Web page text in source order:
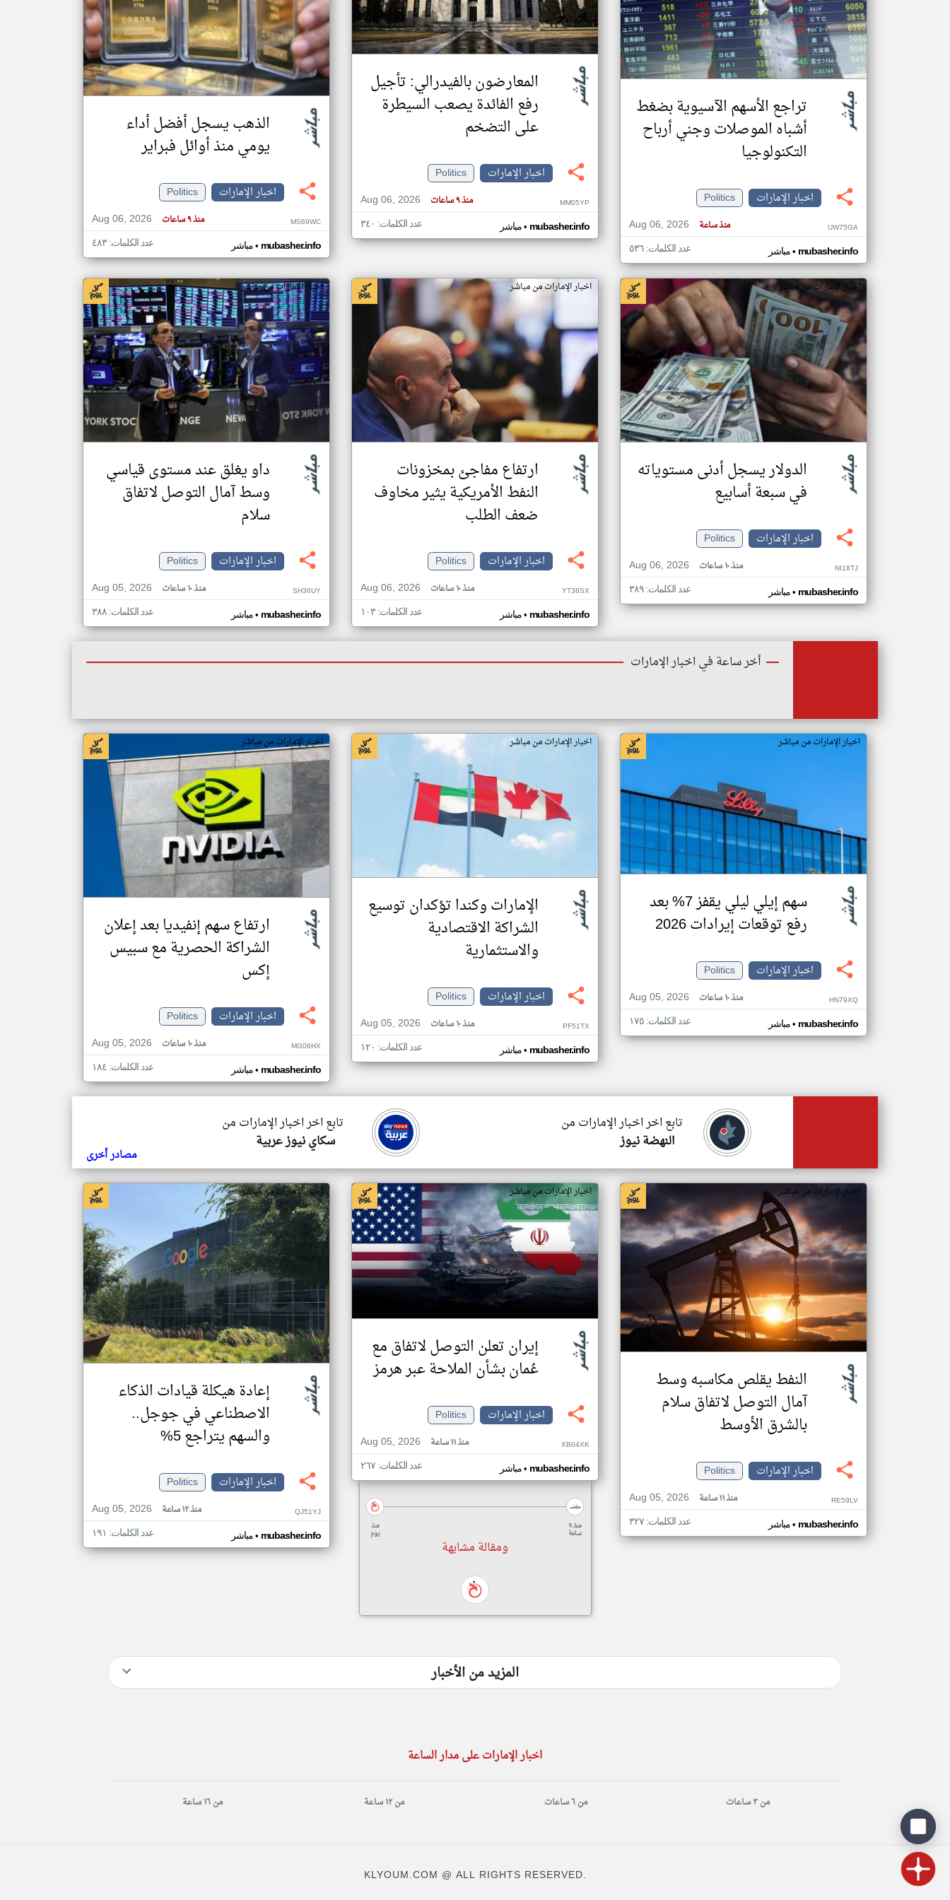
تغيير الدولة
مصادر الأخبار من الإمارات
اخبار الإمارات على مدار الساعة
تراجع الأسهم الآسيوية بضغط
أشباه الموصلات وجني أرباح
التكنولوجيا
اخبار الإمارات
Politics
Aug 06, 2026
منذ ساعة UW75GA
مباشر• mubasher.info عدد الكلمات: ٥٣٦
المعارضون بالفيدرالي: تأجيل
رفع الفائدة يصعب السيطرة
على التضخم
اخبار الإمارات
Politics
Aug 06, 2026
منذ ٩ ساعات MM05YP
مباشر• mubasher.info عدد الكلمات: ٣٤٠
الذهب يسجل أفضل أداء
يومي منذ أوائل فبراير
اخبار الإمارات
Politics
Aug 06, 2026
منذ ٩ ساعات MS69WC
مباشر• mubasher.info عدد الكلمات: ٤٨٣
اخبار الإمارات من مباشر
الدولار يسجل أدنى مستوياته
في سبعة أسابيع
اخبار الإمارات
Politics
Aug 06, 2026
منذ ١٠ ساعات NI18TJ
مباشر• mubasher.info عدد الكلمات: ٣٨٩
اخبار الإمارات من مباشر
ارتفاع مفاجئ بمخزونات
النفط الأمريكية يثير مخاوف
ضعف الطلب
اخبار الإمارات
Politics
Aug 06, 2026
منذ ١٠ ساعات YT38SX
مباشر• mubasher.info عدد الكلمات: ١٠٣
اخبار الإمارات من مباشر
داو يغلق عند مستوى قياسي
وسط آمال التوصل لاتفاق
سلام
اخبار الإمارات
Politics
Aug 05, 2026
منذ ١٠ ساعات SH36UY
مباشر• mubasher.info عدد الكلمات: ٣٨٨
أخر ساعة في اخبار الإمارات
اخبار الإمارات من مباشر
سهم إيلي ليلي يقفز 7% بعد
رفع توقعات إيرادات 2026
اخبار الإمارات
Politics
Aug 05, 2026
منذ ١٠ ساعات HN79XQ
مباشر• mubasher.info عدد الكلمات: ١٧٥
اخبار الإمارات من مباشر
الإمارات وكندا تؤكدان توسيع
الشراكة الاقتصادية
والاستثمارية
اخبار الإمارات
Politics
Aug 05, 2026
منذ ١٠ ساعات PF51TX
مباشر• mubasher.info عدد الكلمات: ١٢٠
اخبار الإمارات من مباشر
ارتفاع سهم إنفيديا بعد إعلان
الشراكة الحصرية مع سبيس
إكس
اخبار الإمارات
Politics
Aug 05, 2026
منذ ١٠ ساعات MG06HX
مباشر• mubasher.info عدد الكلمات: ١٨٤
تابع اخر اخبار الإمارات من
سكاي نيوز عربية
تابع اخر اخبار الإمارات من
النهضة نيوز
مصادر أخرى
اخبار الإمارات من مباشر
النفط يقلص مكاسبه وسط
آمال التوصل لاتفاق سلام
بالشرق الأوسط
اخبار الإمارات
Politics
Aug 05, 2026
منذ ١١ ساعة RE59LV
مباشر• mubasher.info عدد الكلمات: ٣٢٧
اخبار الإمارات من مباشر
إيران تعلن التوصل لاتفاق مع
عُمان بشأن الملاحة عبر هرمز
اخبار الإمارات
Politics
Aug 05, 2026
منذ ١١ ساعة XB04XK
مباشر• mubasher.info عدد الكلمات: ٢٦٧
منذ
يوم
منذ ١١
ساعة
ومقالة مشابهة
اخبار الإمارات من مباشر
إعادة هيكلة قيادات الذكاء
الاصطناعي في جوجل..
والسهم يتراجع 5%
اخبار الإمارات
Politics
Aug 05, 2026
منذ ١٢ ساعة QJ51YJ
مباشر• mubasher.info عدد الكلمات: ١٩١
المزيد من الأخبار
اخبار الإمارات على مدار الساعة
من ٣ ساعات من ٦ ساعات من ١٢ ساعة من ١٦ ساعة
KLYOUM.COM @ ALL RIGHTS RESERVED.
klyoum.com